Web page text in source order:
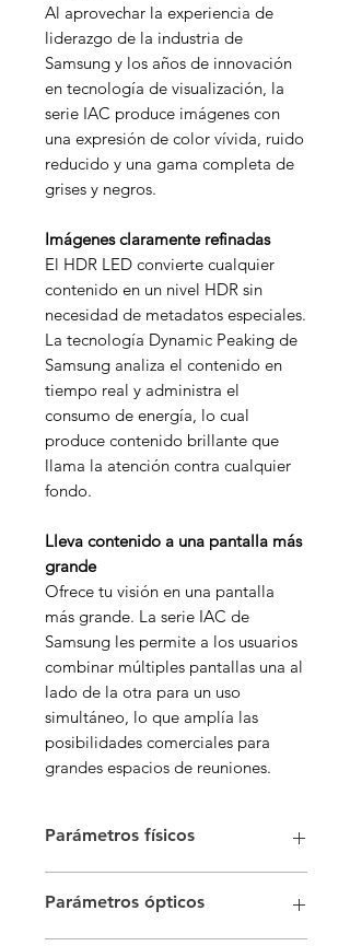
Al aprovechar la experiencia de
liderazgo de la industria de
Samsung y los años de innovación
en tecnología de visualización, la
serie IAC produce imágenes con
una expresión de color vívida, ruido
reducido y una gama completa de
grises y negros.
Imágenes claramente refinadas
El HDR LED convierte cualquier
contenido en un nivel HDR sin
necesidad de metadatos especiales.
La tecnología Dynamic Peaking de
Samsung analiza el contenido en
tiempo real y administra el
consumo de energía, lo cual
produce contenido brillante que
llama la atención contra cualquier
fondo.
Lleva contenido a una pantalla más
grande
Ofrece tu visión en una pantalla
más grande. La serie IAC de
Samsung les permite a los usuarios
combinar múltiples pantallas una al
lado de la otra para un uso
simultáneo, lo que amplía las
posibilidades comerciales para
grandes espacios de reuniones.
Parámetros físicos
Configuración de píxeles 1 rojo, 1
Parámetros ópticos